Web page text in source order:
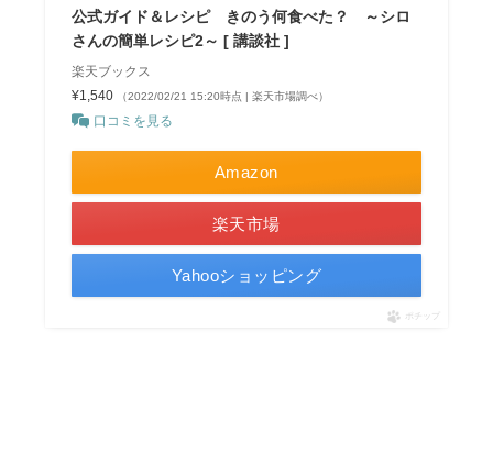
公式ガイド＆レシピ きのう何食べた？ ～シロ
さんの簡単レシピ2～ [ 講談社 ]
楽天ブックス
¥1,540
（2022/02/21 15:20時点 | 楽天市場調べ）
口コミを見る
Amazon
楽天市場
Yahooショッピング
ポチップ